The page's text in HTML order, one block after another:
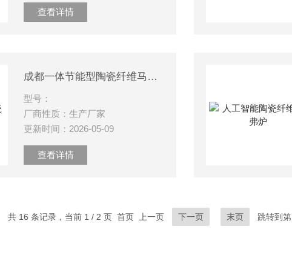
查看详情
成都一体节能型陶瓷纤维马弗炉
型号：
厂商性质：生产厂家
更新时间：2026-05-09
查看详情
共 16 条记录，当前 1 / 2 页 首页 上一页 下一页 末页 跳转到第